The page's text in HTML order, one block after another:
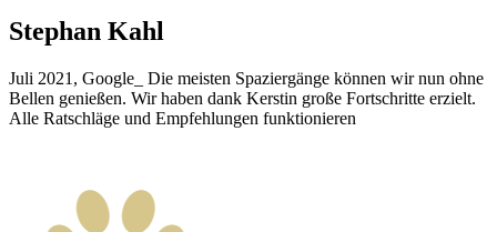
Stephan Kahl
Juli 2021, Google_ Die meisten Spaziergänge können wir nun ohne
Bellen genießen. Wir haben dank Kerstin große Fortschritte erzielt.
Alle Ratschläge und Empfehlungen funktionieren